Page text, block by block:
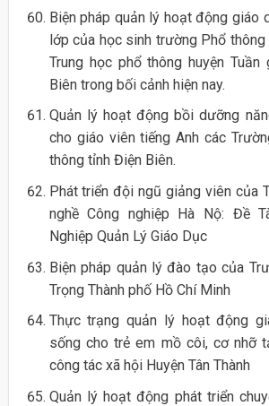
Biện pháp quản lý hoạt động giáo
lớp của học sinh trường Phổ
Trung học phổ thông huyện
Biên trong bối cảnh hiện nay.
Quản lý hoạt động bồi dưỡng
cho giáo viên tiếng Anh các
thông tỉnh Điện Biên.
Phát triển đội ngũ giảng viên của
nghề Công nghiệp Hà Nộ: Đề
Nghiệp Quản Lý Giáo Dục
Biện pháp quản lý đào tạo của
Trọng Thành phố Hồ Chí Minh
Thực trạng quản lý hoạt động
sống cho trẻ em mồ côi, cơ nhỡ
công tác xã hội Huyện Tân Thành
Quản lý hoạt động phát triển